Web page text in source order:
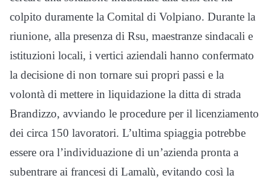
colpito duramente la Comital di Volpiano. Durante la
riunione, alla presenza di Rsu, maestranze sindacali e
istituzioni locali, i vertici aziendali hanno confermato
la decisione di non tornare sui propri passi e la
volontà di mettere in liquidazione la ditta di strada
Brandizzo, avviando le procedure per il licenziamento
dei circa 150 lavoratori. L’ultima spiaggia potrebbe
essere ora l’individuazione di un’azienda pronta a
subentrare ai francesi di Lamalù, evitando così la